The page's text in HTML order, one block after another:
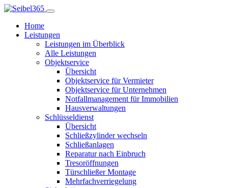
Home
Leistungen
Leistungen im Überblick
Alle Leistungen
Objektservice
Übersicht
Objektservice für Vermieter
Objektservice für Unternehmen
Notfallmanagement für Immobilien
Hausverwaltungen
Schlüsseldienst
Übersicht
Schließzylinder wechseln
Schließanlagen
Reparatur nach Einbruch
Tresoröffnungen
Türschließer Montage
Mehrfachverriegelung